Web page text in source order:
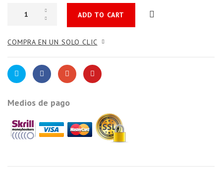
ADD TO CART
COMPRA EN UN SOLO CLIC
Medios de pago